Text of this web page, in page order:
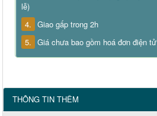
lễ)
4. Giao gấp trong 2h
5. Giá chưa bao gồm hoá đơn điện tử
THÔNG TIN THÊM